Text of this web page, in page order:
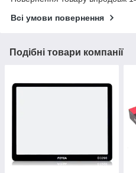
Всі умови повернення
Подібні товари компанії